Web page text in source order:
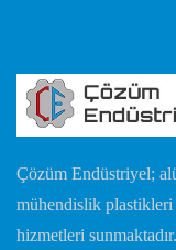
Çözüm Endüstriyel;
mühendislik plastikleri
hizmetleri